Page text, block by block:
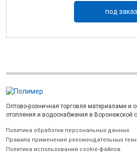
под заказ
Оптово-розничная торговля материалами и
отопления и водоснабжения в Воронежской
Политика обработки персональных данных
Правила применения рекомендательных
Политика использования cookie-файлов